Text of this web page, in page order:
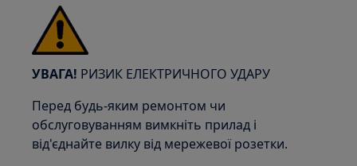
УВАГА! РИЗИК ЕЛЕКТРИЧНОГО УДАРУ
Перед будь-яким ремонтом чи
обслуговуванням вимкніть прилад і
від'єднайте вилку від мережевої розетки.